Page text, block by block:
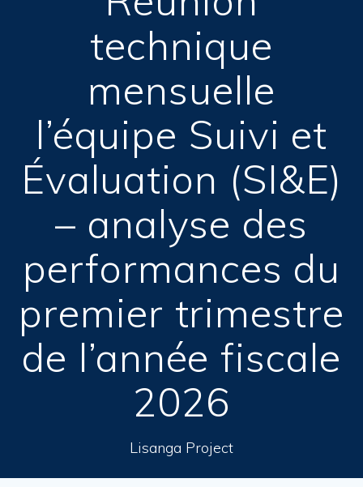
technique
mensuelle
l’équipe Suivi et
Évaluation (SI&E)
– analyse des
performances du
premier trimestre
de l’année fiscale
2026
Lisanga Project